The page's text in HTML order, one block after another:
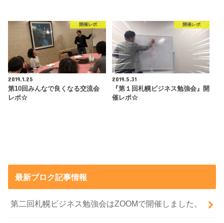
開催レポ
2019.1.25
第10回みんなで良くなる交流会
レポ☆
開催レポ
2019.5.31
『第１回札幌ビジネス勉強会』開
催レポ☆
最新ブロク記事情報
第二回札幌ビジネス勉強会はZOOMで開催しました。